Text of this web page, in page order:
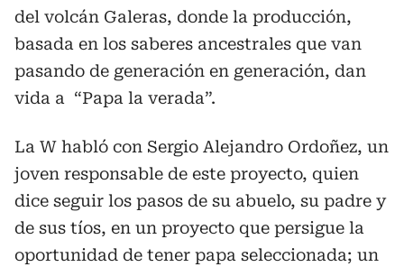
del volcán Galeras, donde la producción,
basada en los saberes ancestrales que van
pasando de generación en generación, dan
vida a “Papa la verada”.
La W habló con Sergio Alejandro Ordoñez, un
joven responsable de este proyecto, quien
dice seguir los pasos de su abuelo, su padre y
de sus tíos, en un proyecto que persigue la
oportunidad de tener papa seleccionada; un